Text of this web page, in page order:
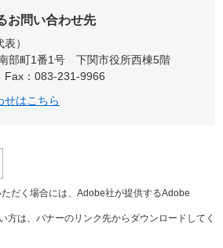
お問い合わせ先
表
部町1番1号 下関市役所西棟5階
Fax：083-231-9966
せはこちら
だく場合には、Adobe社が提供するAdobe
方は、バナーのリンク先からダウンロードしてく